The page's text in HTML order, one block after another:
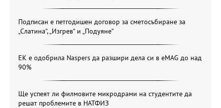
Подписан е петгодишен договор за сметосъбиране за
„Слатина“, „Изгрев“ и „Подуяне“
ЕК е одобрила Naspers да разшири дела си в eMAG до над
90%
Ще успеят ли филмовите микродрами на студентите да
решат проблемите в НАТФИЗ